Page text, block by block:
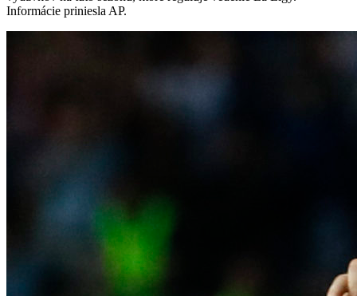
Informácie priniesla AP.